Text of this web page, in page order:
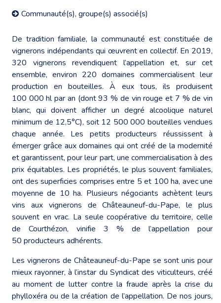
Communauté(s), groupe(s) associé(s)
De tradition familiale, la communauté est constituée de
vignerons indépendants qui œuvrent en collectif. En 2019,
320 vignerons revendiquent l’appellation et, sur cet
ensemble, environ 220 domaines commercialisent leur
production en bouteilles. À eux tous, ils produisent
100 000 hl par an (dont 93 % de vin rouge et 7 % de vin
blanc, qui doivent afficher un degré alcoolique naturel
minimum de 12,5°C), soit 12 500 000 bouteilles vendues
chaque année. Les petits producteurs réussissent à
émerger grâce aux domaines qui ont créé de la modernité
et garantissent, pour leur part, une commercialisation à des
prix équitables. Les propriétés, le plus souvent familiales,
ont des superficies comprises entre 5 et 100 ha, avec une
moyenne de 10 ha. Plusieurs négociants achètent leurs
vins aux vignerons de Châteauneuf-du-Pape, le plus
souvent en vrac. La seule coopérative du territoire, celle
de Courthézon, vinifie 3 % de l’appellation pour
50 producteurs adhérents.
Les vignerons de Châteauneuf-du-Pape se sont unis pour
mieux rayonner, à l’instar du Syndicat des viticulteurs, créé
au moment de lutter contre la fraude après la crise du
phylloxéra ou de la création de l’appellation. De nos jours,